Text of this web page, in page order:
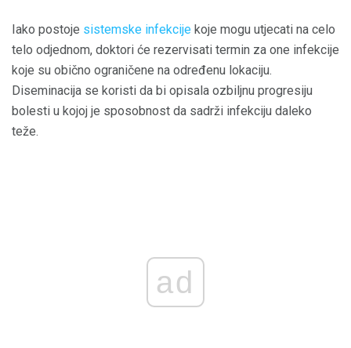
Iako postoje sistemske infekcije koje mogu utjecati na celo
telo odjednom, doktori će rezervisati termin za one infekcije
koje su obično ograničene na određenu lokaciju.
Diseminacija se koristi da bi opisala ozbiljnu progresiju
bolesti u kojoj je sposobnost da sadrži infekciju daleko
teže.
ad